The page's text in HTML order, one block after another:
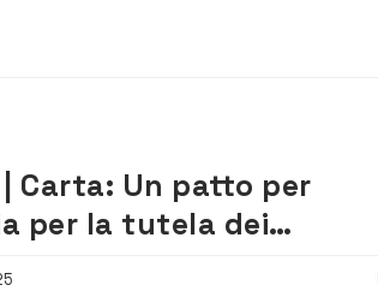
dalla Lilt di Augusta insieme al Comune e
Raffineria...
Carta: Un patto per
per la tutela dei
della zona industriale